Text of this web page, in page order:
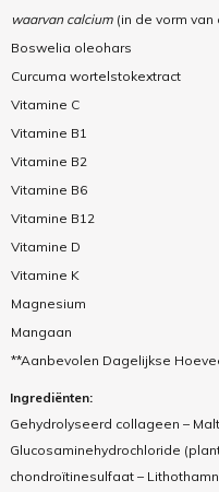
waarvan calcium (in de vorm
Boswelia oleohars
Curcuma wortelstokextract
Vitamine C
Vitamine B1
Vitamine B2
Vitamine B6
Vitamine B12
Vitamine D
Vitamine K
Magnesium
Mangaan
**Aanbevolen Dagelijkse
Ingrediënten:
Gehydrolyseerd collageen –
Glucosaminehydrochloride
chondroïtinesulfaat –